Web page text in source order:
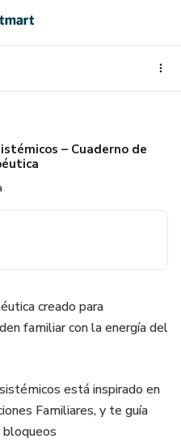
– Cuaderno de
creado para
familiar con la energía del
está inspirado en
Familiares, y te guía
bloqueos